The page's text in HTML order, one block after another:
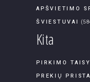
APŠVIETIMO
ŠVIESTUVAI
Kita
PIRKIMO
PREKIŲ